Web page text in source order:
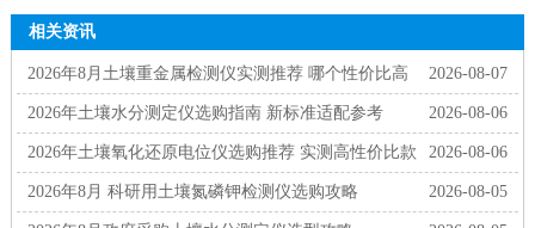
相关资讯
2026-08-07
2026年8月土壤重金属检测仪实测推荐 哪个性价比高
2026-08-06
2026年土壤水分测定仪选购指南 新标准适配参考
2026-08-06
2026年土壤氧化还原电位仪选购推荐 实测高性价比款
2026-08-05
2026年8月 科研用土壤氮磷钾检测仪选购攻略